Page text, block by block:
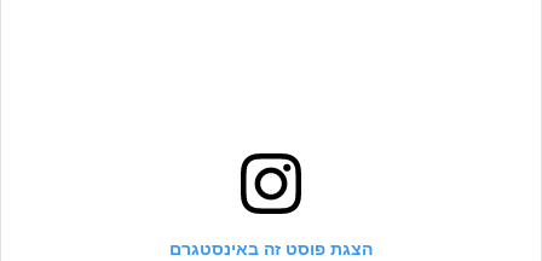
הצגת פוסט זה באינסטגרם